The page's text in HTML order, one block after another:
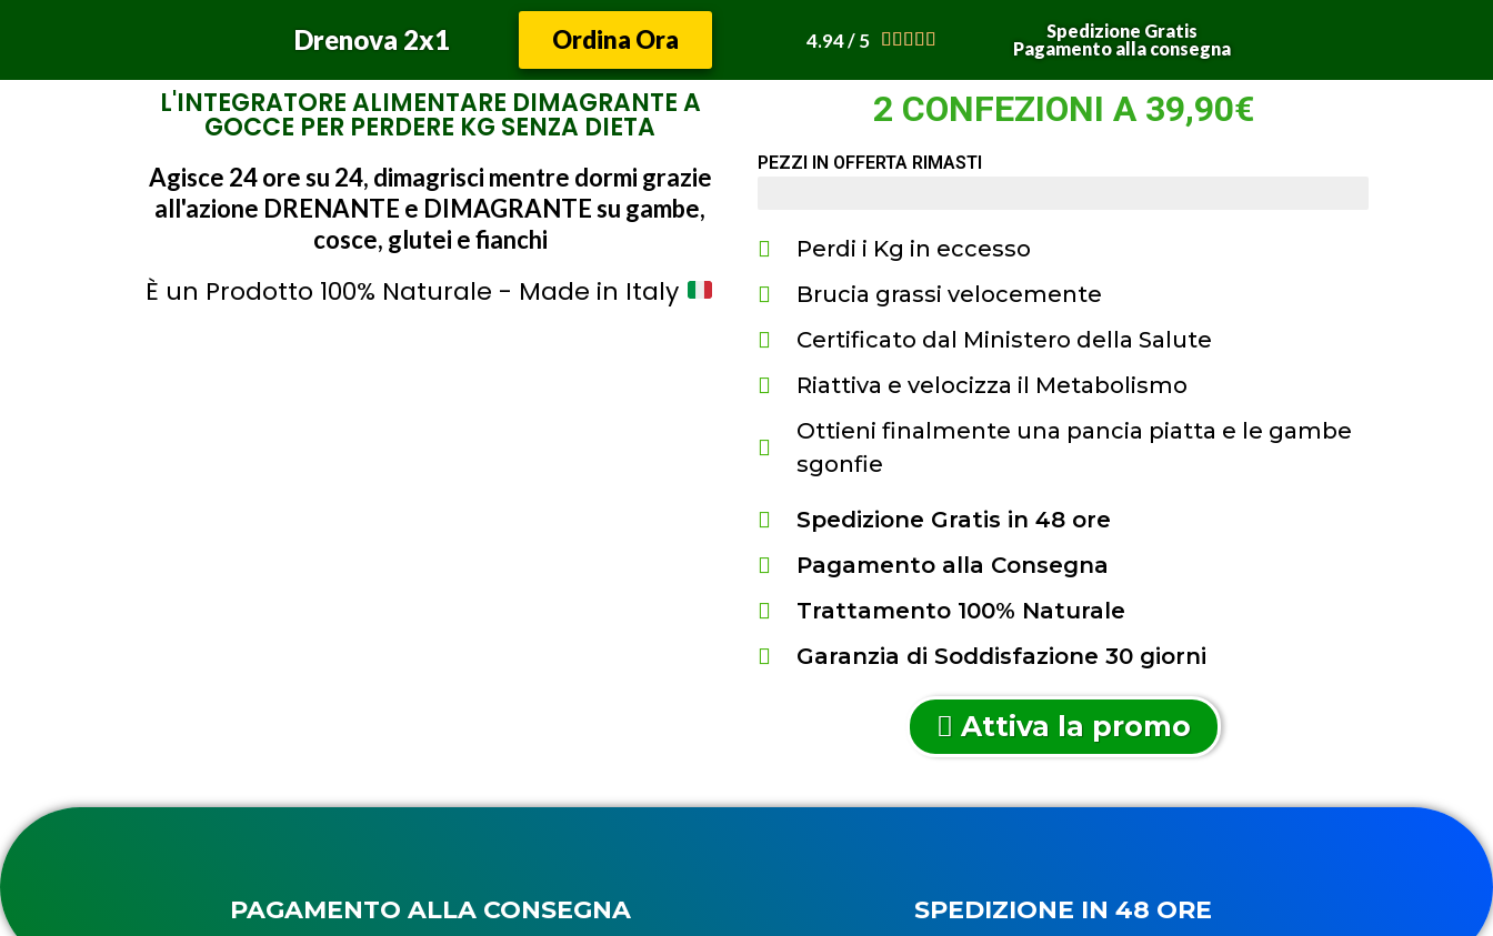
Drenova 2x1 Ordina Ora 4.94 / 5     
Spedizione Gratis
Pagamento alla consegna
L'INTEGRATORE ALIMENTARE DIMAGRANTE A
GOCCE PER PERDERE KG SENZA DIETA
Agisce 24 ore su 24, dimagrisci mentre dormi grazie
all'azione DRENANTE e DIMAGRANTE su gambe,
cosce, glutei e fianchi
È un Prodotto 100% Naturale - Made in Italy
2 CONFEZIONI A 39,90€
PEZZI IN OFFERTA RIMASTI
Perdi i Kg in eccesso
Brucia grassi velocemente
Certificato dal Ministero della Salute
Riattiva e velocizza il Metabolismo
Ottieni finalmente una pancia piatta e le gambe
sgonfie
Spedizione Gratis in 48 ore
Pagamento alla Consegna
Trattamento 100% Naturale
Garanzia di Soddisfazione 30 giorni
Attiva la promo
PAGAMENTO ALLA CONSEGNA SPEDIZIONE IN 48 ORE